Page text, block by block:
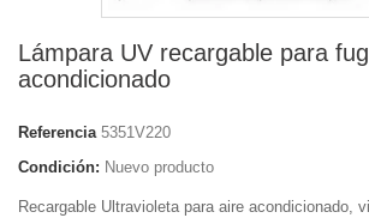
Lámpara UV recargable para
acondicionado
Referencia 5351V220
Condición: Nuevo producto
Recargable Ultravioleta para aire acondicionado,